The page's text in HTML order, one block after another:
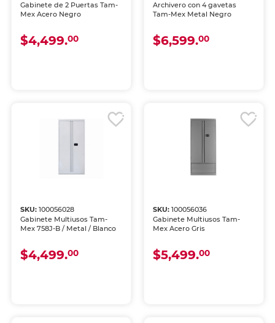
Gabinete de 2 Puertas Tam-
Mex Acero Negro
$4,499.00
Archivero con 4 gavetas
Tam-Mex Metal Negro
$6,599.00
SKU:100056028
Gabinete Multiusos Tam-
Mex 758J-B / Metal / Blanco
$4,499.00
SKU: 100056036
Gabinete Multiusos Tam-
Mex Acero Gris
$5,499.00